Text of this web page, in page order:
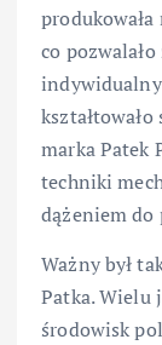
co
indywidualny
marka Patek
techniki
dążeniem do
Ważny był
Patka. Wielu
środowisk